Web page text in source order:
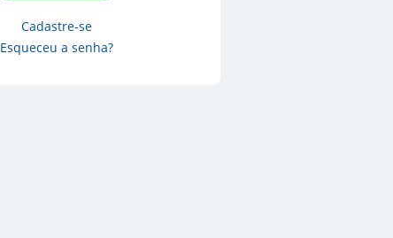
Cadastre-se
Esqueceu a senha?